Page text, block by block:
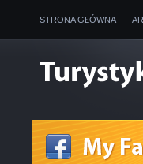
STRONA GŁÓWNA